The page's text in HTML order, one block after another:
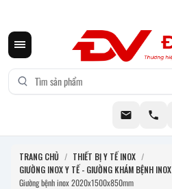
TRANG CHỦ / THIẾT BỊ Y TẾ INOX /
GIƯỜNG INOX Y TẾ - GIƯỜNG KHÁM BỆNH INOX
Giường bệnh inox 2020x1500x850mm